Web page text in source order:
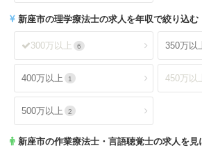
新座市の理学療法士の求人を年収で絞り込む
300万以上 6 350万以
400万以上 1 450万以
500万以上 2
新座市の作業療法士・言語聴覚士の求人を見